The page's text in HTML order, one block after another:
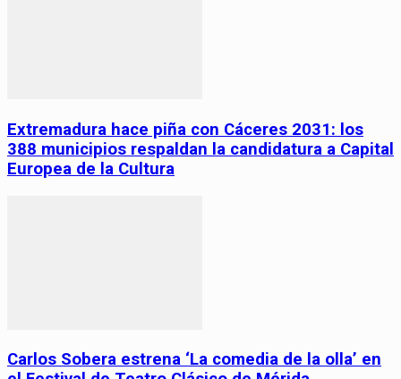
Extremadura hace piña con Cáceres 2031: los
388 municipios respaldan la candidatura a Capital
Europea de la Cultura
Carlos Sobera estrena ‘La comedia de la olla’ en